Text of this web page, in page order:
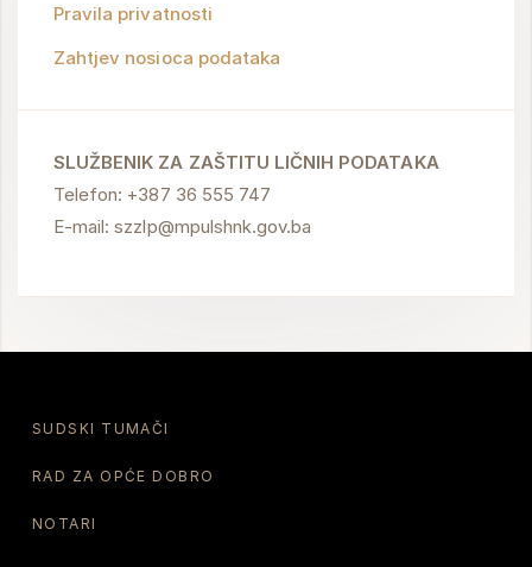
Pravila privatnosti
Zahtjev nosioca podataka
SLUŽBENIK ZA ZAŠTITU LIČNIH PODATAKA
Telefon: +387 36 555 747
E-mail: szzlp@mpulshnk.gov.ba
SUDSKI TUMAČI
RAD ZA OPĆE DOBRO
NOTARI